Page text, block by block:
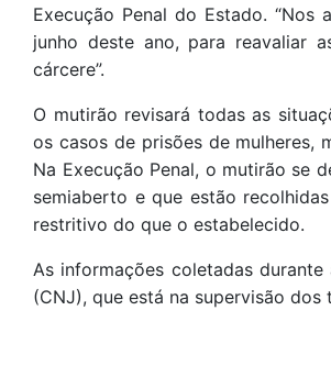
Execução Penal do Estado.
junho deste ano, para reavaliar
cárcere”.
O mutirão revisará todas as
os casos de prisões de mulheres,
Na Execução Penal, o mutirão se
semiaberto e que estão
restritivo do que o estabelecido.
As informações coletadas
(CNJ), que está na supervisão